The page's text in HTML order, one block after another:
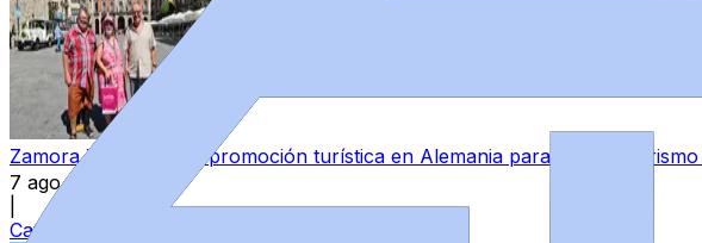
Zamora intensifica su promoción turística en Alemania para captar
7 ago 2026
Categoría: